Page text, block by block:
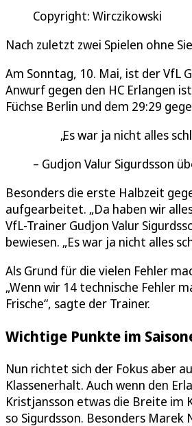
Copyright: Wirczikowski
Nach zuletzt zwei Spielen ohne
Am Sonntag, 10. Mai, ist der VfL
Anwurf gegen den HC Erlangen
Füchse Berlin und dem 29:29
Es war ja nicht alles
Gudjon Valur Sigurdsson
Besonders die erste Halbzeit
aufgearbeitet. „Da haben wir
VfL-Trainer Gudjon Valur
bewiesen. „Es war ja nicht alles
Als Grund für die vielen Fehler
„Wenn wir 14 technische Fehler
Frische“, sagte der Trainer.
Wichtige Punkte im
Nun richtet sich der Fokus aber
Klassenerhalt. Auch wenn den
Kristjansson etwas die Breite im
so Sigurdsson. Besonders Marek